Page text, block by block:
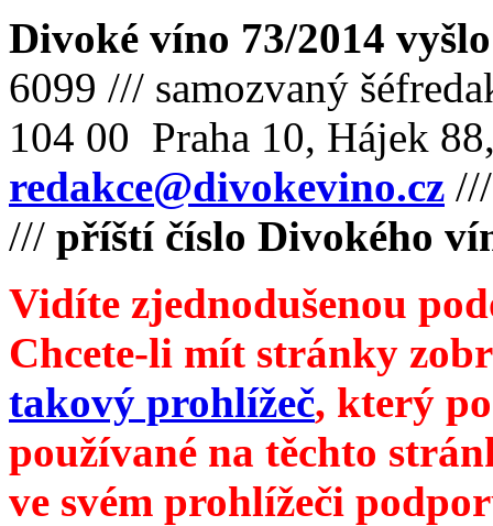
Divoké víno 73/2014
6099 /// samozvaný
104 00 Praha 10, Hájek
redakce@divokevino.cz
/// příští číslo Divokého
Vidíte zjednodušenou
Chcete-li mít stránky
takový prohlížeč, který
používané na těchto
ve svém prohlížeči